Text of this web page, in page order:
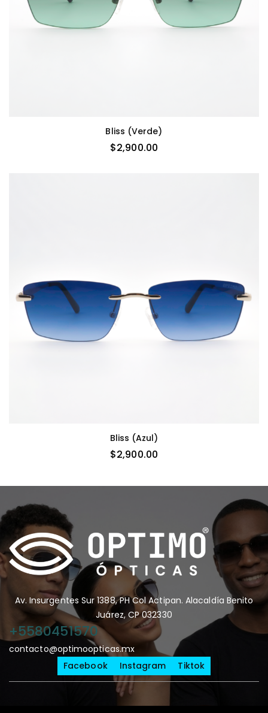
Bliss (verde)
$2,900.00
Bliss (azul)
$2,900.00
Av. Insurgentes Sur 1388, PH Col Actipan. Alacaldía Benito
Juárez, CP 032330
+5580451570
contacto@optimoopticas.mx
Facebook
Instagram Tiktok